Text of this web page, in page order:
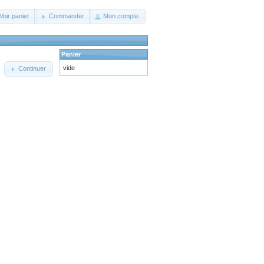
panier Commander Mon compte
Continuer
Panier
vide